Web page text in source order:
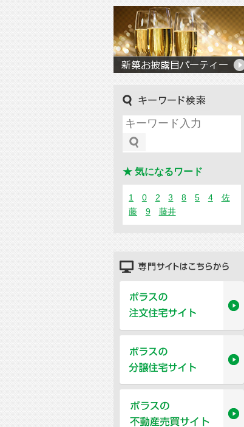
★ 気になるワード
1 0 2 3 8 5 4
佐
藤
9 藤井